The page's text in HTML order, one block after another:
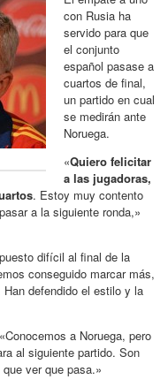
con Rusia ha
servido para que
el conjunto
español pasase a
cuartos de final,
un partido en cual
se medirán ante
Noruega.
«Quiero felicitar
a las jugadoras,
. Estoy muy contento
a la siguiente ronda,»
difícil al final de la
conseguido marcar más,
defendido el estilo y la
a Noruega, pero
al siguiente partido. Son
ver que pasa.»